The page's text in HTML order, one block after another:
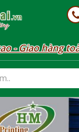
- Giao hàng